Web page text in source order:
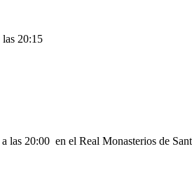
las 20:15
las 20:00 en el Real Monasterios de